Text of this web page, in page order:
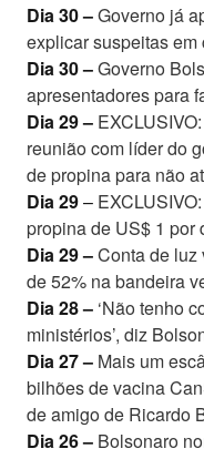
Dia 30 –Governo já
explicar suspeitas
Dia 30 –Governo
apresentadores para
Dia 29 –
reunião com líder do
de propina para não
Dia 29–
propina de US$ 1 por
Dia 29 –Conta de luz
de 52% na bandeira
Dia 28 – ‘Não tenho
ministérios’, diz
Dia 27 – Mais um
bilhões de vacina
de amigo de Ricardo
Dia 26 – Bolsonaro